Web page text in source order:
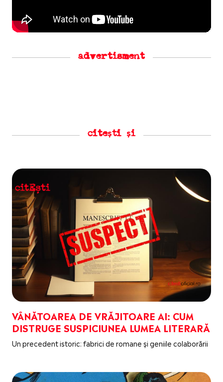
advertisment
citești și
VÂNĂTOAREA DE VRĂJITOARE AI: CUM
DISTRUGE SUSPICIUNEA LUMEA LITERARĂ
Un precedent istoric: fabrici de romane și geniile colaborării